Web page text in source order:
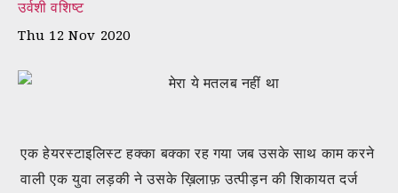
उर्वशी वशिष्ट
Thu 12 Nov 2020
एक हेयरस्टाइलिस्ट हक्का बक्का रह गया जब उसके साथ काम करने
वाली एक युवा लड़की ने उसके ख़िलाफ़ उत्पीड़न की शिकायत दर्ज